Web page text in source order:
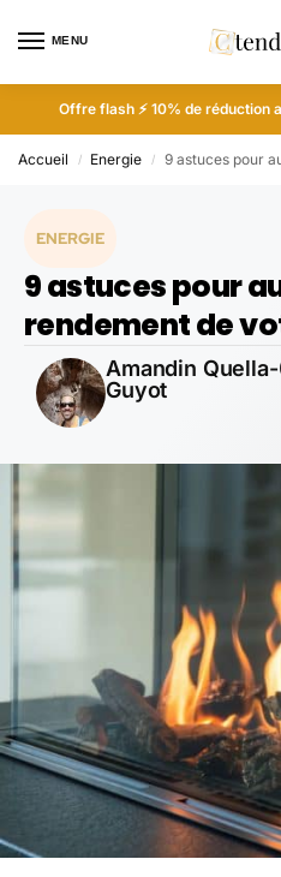
MENU
Offre flash ⚡ 10% de réduction
Accueil / Energie / 9 astuces pour
ENERGIE
9 astuces pour
rendement de
Amandin Quella-
Guyot